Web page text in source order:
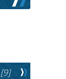
[9]